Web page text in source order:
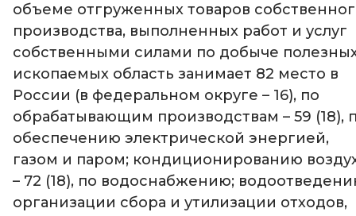
объеме отгруженных товаров
производства, выполненных работ и услуг
собственными силами по добыче
ископаемых область занимает 82 место в
России (в федеральном округе – 16), по
обрабатывающим производствам – 59 (18),
обеспечению электрической энергией,
газом и паром; кондиционированию
– 72 (18), по водоснабжению;
организации сбора и утилизации отходов,